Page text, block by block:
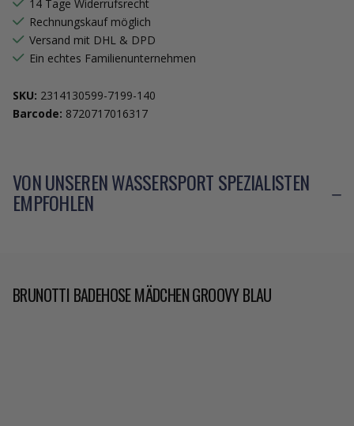
14 Tage Widerrufsrecht
Rechnungskauf möglich
Versand mit DHL & DPD
Ein echtes Familienunternehmen
SKU: 2314130599-7199-140
Barcode: 8720717016317
VON UNSEREN WASSERSPORT SPEZIALISTEN
EMPFOHLEN
BRUNOTTI BADEHOSE MÄDCHEN GROOVY BLAU